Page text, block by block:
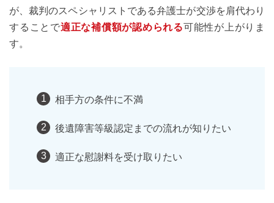
が、裁判のスペシャリストである弁護士が交渉を肩代わり
することで適正な補償額が認められる可能性が上がりま
す。
相手方の条件に不満
後遺障害等級認定までの流れが知りたい
適正な慰謝料を受け取りたい